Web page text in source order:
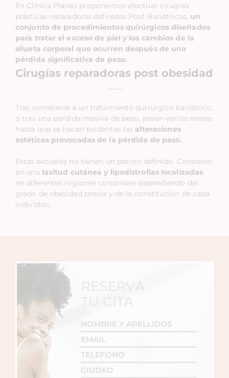
En Clínica Planas proponemos efectuar cirugías
plásticas reparadoras definidas Post Bariátricas, un
conjunto de procedimientos quirúrgicos diseñados
para tratar el exceso de piel y los cambios de la
silueta corporal que ocurren después de una
pérdida significativa de peso.
Cirugías reparadoras post obesidad
Tras someterse a un tratamiento quirúrgico bariátrico,
o tras una pérdida masiva de peso, pasan varios meses
hasta que se hacen evidentes las alteraciones
estéticas provocadas de la pérdida de peso.
Estas secuelas no tienen un patrón definido. Consisten
en una laxitud cutánea y lipodistrofias localizadas
en diferentes regiones corporales dependiendo del
grado de obesidad previa y de la constitución de cada
individuo.